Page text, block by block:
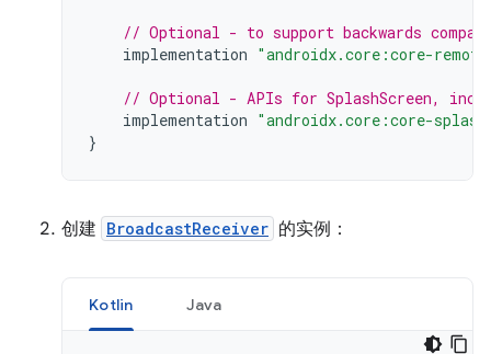
// Optional - to support backwards
implementation "androidx.core:core-
// Optional - APIs for SplashScreen,
implementation "androidx.core:core-
}
创建 BroadcastReceiver 的实例：
Kotlin Java